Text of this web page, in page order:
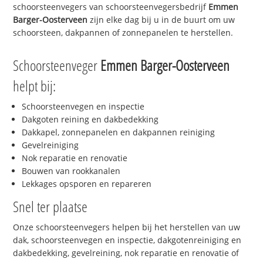
schoorsteenvegers van schoorsteenvegersbedrijf Emmen
Barger-Oosterveen zijn elke dag bij u in de buurt om uw
schoorsteen, dakpannen of zonnepanelen te herstellen.
Schoorsteenveger Emmen Barger-Oosterveen
helpt bij:
Schoorsteenvegen en inspectie
Dakgoten reining en dakbedekking
Dakkapel, zonnepanelen en dakpannen reiniging
Gevelreiniging
Nok reparatie en renovatie
Bouwen van rookkanalen
Lekkages opsporen en repareren
Snel ter plaatse
Onze schoorsteenvegers helpen bij het herstellen van uw
dak, schoorsteenvegen en inspectie, dakgotenreiniging en
dakbedekking, gevelreining, nok reparatie en renovatie of